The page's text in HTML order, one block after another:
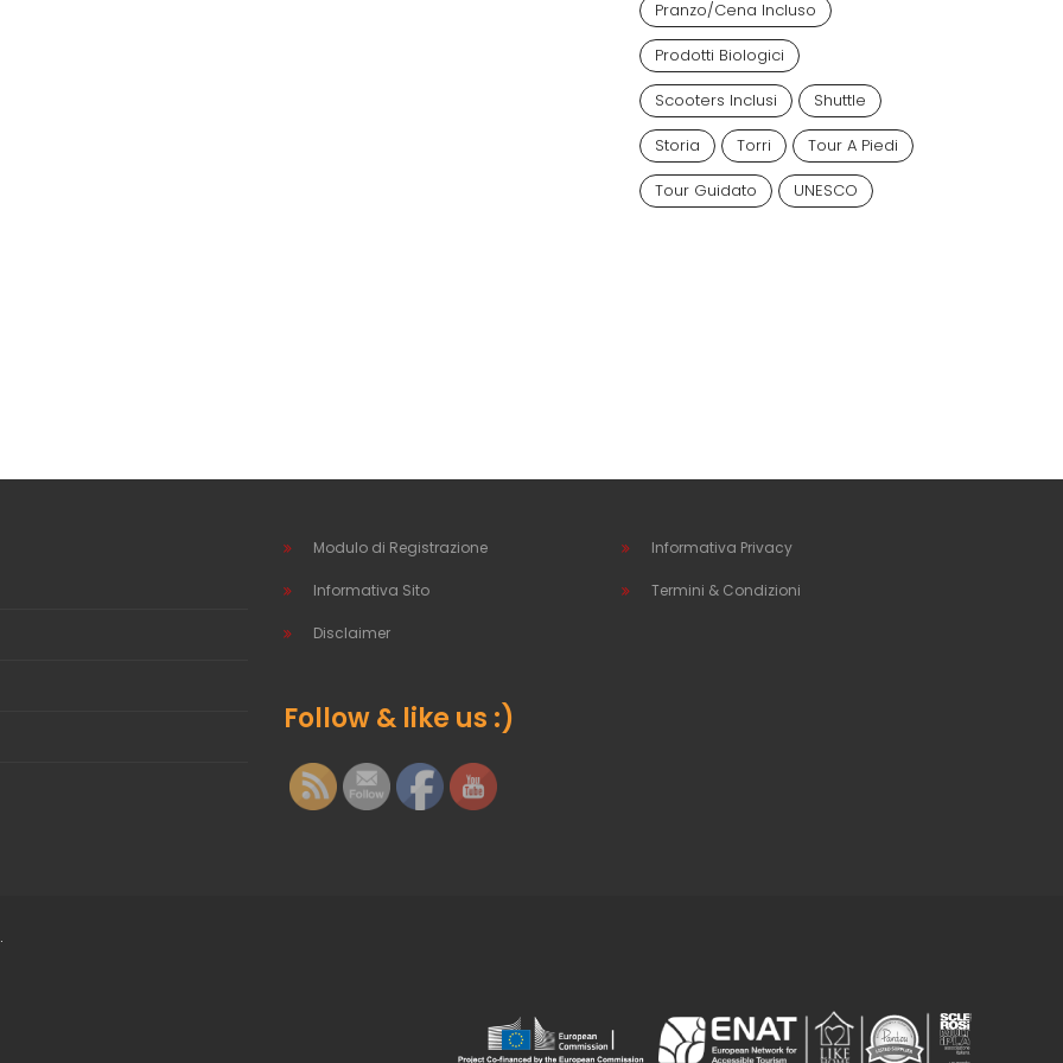
Pranzo/cena Incluso
Prodotti Biologici
Scooters Inclusi
Shuttle
Storia
Torri
Tour A Piedi
Tour Guidato
UNESCO
Modulo di Registrazione Informativa Privacy
Informativa Sito Termini & Condizioni
Disclaimer
Follow & like us :)